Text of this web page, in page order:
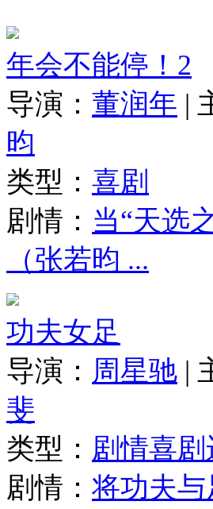
年会不能停！2
导演： 董润年 |
昀
类型： 喜剧
剧情： 当“天选
（张若昀 ...
功夫女足
导演： 周星驰 |
斐
类型： 剧情喜剧
剧情： 将功夫